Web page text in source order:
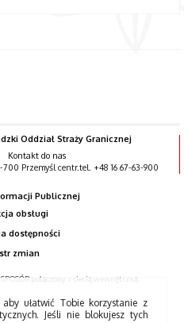
Oddział Straży Granicznej
Kontakt do nas
Przemyśl centr.tel. +48 16 67-63-900
Publicznej
obsługi
dostępności
zmian
połączony z siecią wewnętrzną.
ułatwić Tobie korzystanie z
Jeśli nie blokujesz tych